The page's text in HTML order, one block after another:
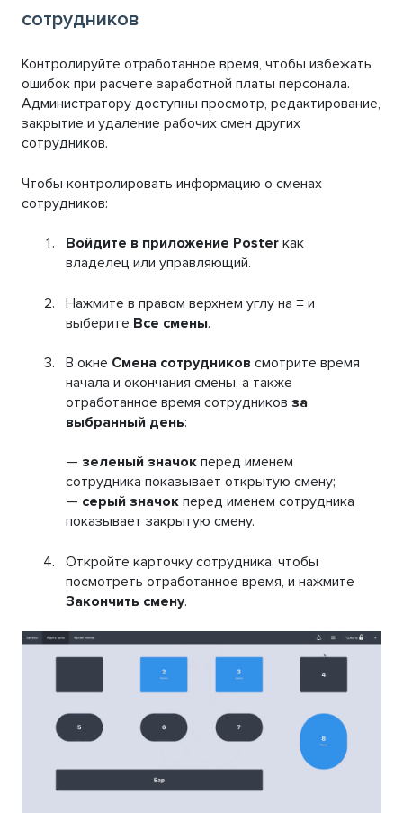
сотрудников
Контролируйте отработанное время, чтобы избежать
ошибок при расчете заработной платы персонала.
Администратору доступны просмотр, редактирование,
закрытие и удаление рабочих смен других
сотрудников.
Чтобы контролировать информацию о сменах
сотрудников:
Войдите в приложение Poster как
владелец или управляющий.
Нажмите в правом верхнем углу на ≡ и
выберите Все смены.
В окне Смена сотрудников смотрите время
начала и окончания смены, а также
отработанное время сотрудников за
выбранный день:
— зеленый значок перед именем
сотрудника показывает открытую смену;
— серый значок перед именем сотрудника
показывает закрытую смену.
Откройте карточку сотрудника, чтобы
посмотреть отработанное время, и нажмите
Закончить смену.